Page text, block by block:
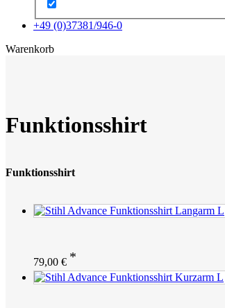
+49 (0)37381/946-0
Warenkorbx
Funktionsshirt
Funktionsshirt
79,00 €